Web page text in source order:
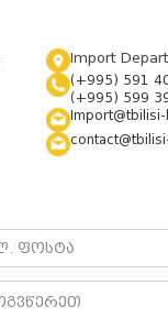
Import
(+995) 591
(+995) 599